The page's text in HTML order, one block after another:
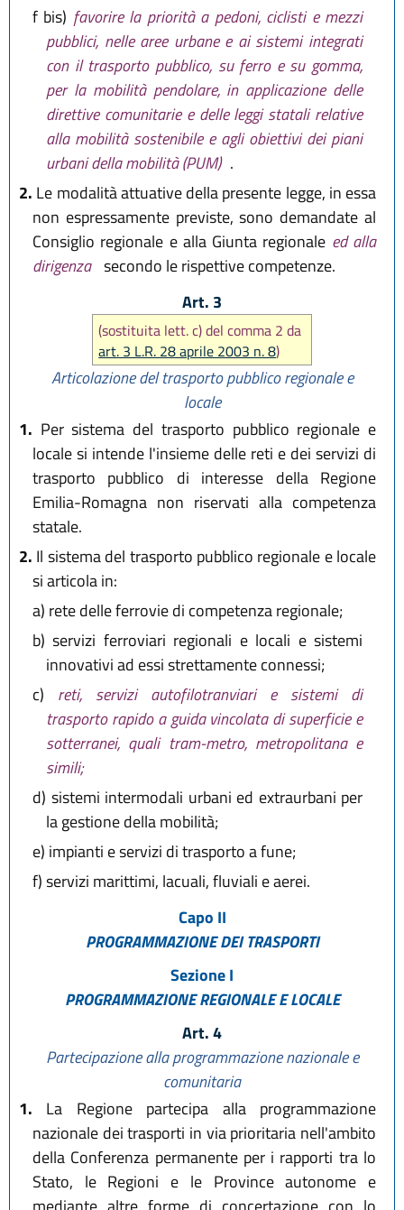
f bis) favorire la priorità a pedoni, ciclisti e mezzi
pubblici, nelle aree urbane e ai sistemi integrati
con il trasporto pubblico, su ferro e su gomma,
per la mobilità pendolare, in applicazione delle
direttive comunitarie e delle leggi statali relative
alla mobilità sostenibile e agli obiettivi dei piani
urbani della mobilità (PUM) .
2. Le modalità attuative della presente legge, in essa
non espressamente previste, sono demandate al
Consiglio regionale e alla Giunta regionale ed alla
dirigenza secondo le rispettive competenze.
Art. 3
(sostituita lett. c) del comma 2 da
art. 3 L.R. 28 aprile 2003 n. 8)
Articolazione del trasporto pubblico regionale e
locale
1. Per sistema del trasporto pubblico regionale e
locale si intende l'insieme delle reti e dei servizi di
trasporto pubblico di interesse della Regione
Emilia-Romagna non riservati alla competenza
statale.
2. Il sistema del trasporto pubblico regionale e locale
si articola in:
a) rete delle ferrovie di competenza regionale;
b) servizi ferroviari regionali e locali e sistemi
innovativi ad essi strettamente connessi;
c)
reti, servizi autofilotranviari e sistemi di
trasporto rapido a guida vincolata di superficie e
sotterranei, quali tram-metro, metropolitana e
simili;
d) sistemi intermodali urbani ed extraurbani per
la gestione della mobilità;
e) impianti e servizi di trasporto a fune;
f)servizi marittimi, lacuali, fluviali e aerei.
Capo II
PROGRAMMAZIONE DEI TRASPORTI
Sezione I
PROGRAMMAZIONE REGIONALE E LOCALE
Art. 4
Partecipazione alla programmazione nazionale e
comunitaria
1. La Regione partecipa alla programmazione
nazionale dei trasporti in via prioritaria nell'ambito
della Conferenza permanente per i rapporti tra lo
Stato, le Regioni e le Province autonome e